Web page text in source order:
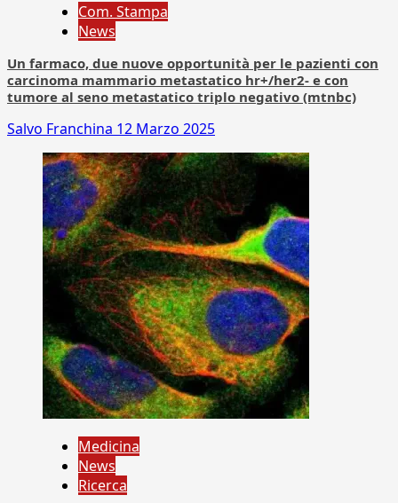
Com. Stampa
News
Un farmaco, due nuove opportunità per le pazienti con
carcinoma mammario metastatico hr+/her2- e con
tumore al seno metastatico triplo negativo (mtnbc)
Salvo Franchina 12 Marzo 2025
Medicina
News
Ricerca